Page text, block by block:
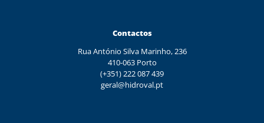
Contactos
Rua António Silva Marinho, 236
410-063 Porto
(+351) 222 087 439
geral@hidroval.pt